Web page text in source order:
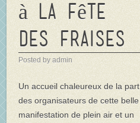
à la Fête
des Fraises
Posted by admin
Un accueil chaleureux de la part
des organisateurs de cette belle
manifestation de plein air et un